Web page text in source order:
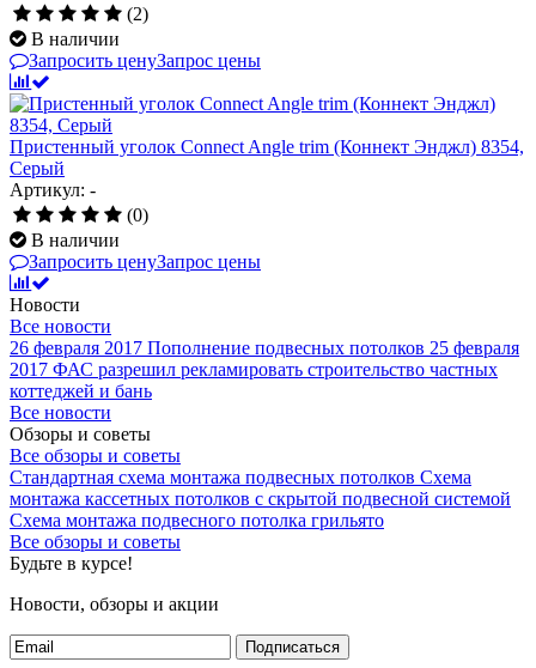
(2)
В наличии
Запросить ценуЗапрос цены
Пристенный уголок Connect Angle trim (Коннект Энджл) 8354,
Серый
Артикул: -
(0)
В наличии
Запросить ценуЗапрос цены
Новости
Все новости
26 февраля 2017 Пополнение подвесных потолков 25 февраля
2017 ФАС разрешил рекламировать строительство частных
коттеджей и бань
Все новости
Обзоры и советы
Все обзоры и советы
Стандартная схема монтажа подвесных потолков Схема
монтажа кассетных потолков с скрытой подвесной системой
Схема монтажа подвесного потолка грильято
Все обзоры и советы
Будьте в курсе!
Новости, обзоры и акции
Подписаться